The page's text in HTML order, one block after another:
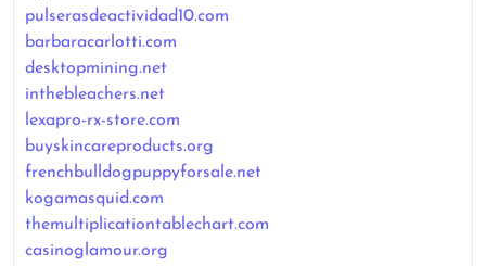
pulserasdeactividad10.com
barbaracarlotti.com
desktopmining.net
inthebleachers.net
lexapro-rx-store.com
buyskincareproducts.org
frenchbulldogpuppyforsale.net
kogamasquid.com
themultiplicationtablechart.com
casinoglamour.org